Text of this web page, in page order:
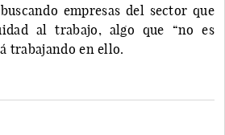
empresas del sector que
al trabajo, algo que “no es
trabajando en ello.